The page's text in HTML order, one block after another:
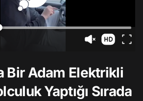
Bir Adam Elektrikli
Yaptığı Sırada